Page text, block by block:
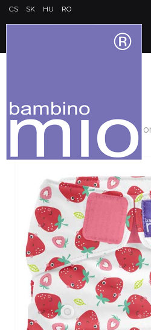
CS SK HU RO
Acasă / Toate într-una
Miosolo scutec de pânză all in